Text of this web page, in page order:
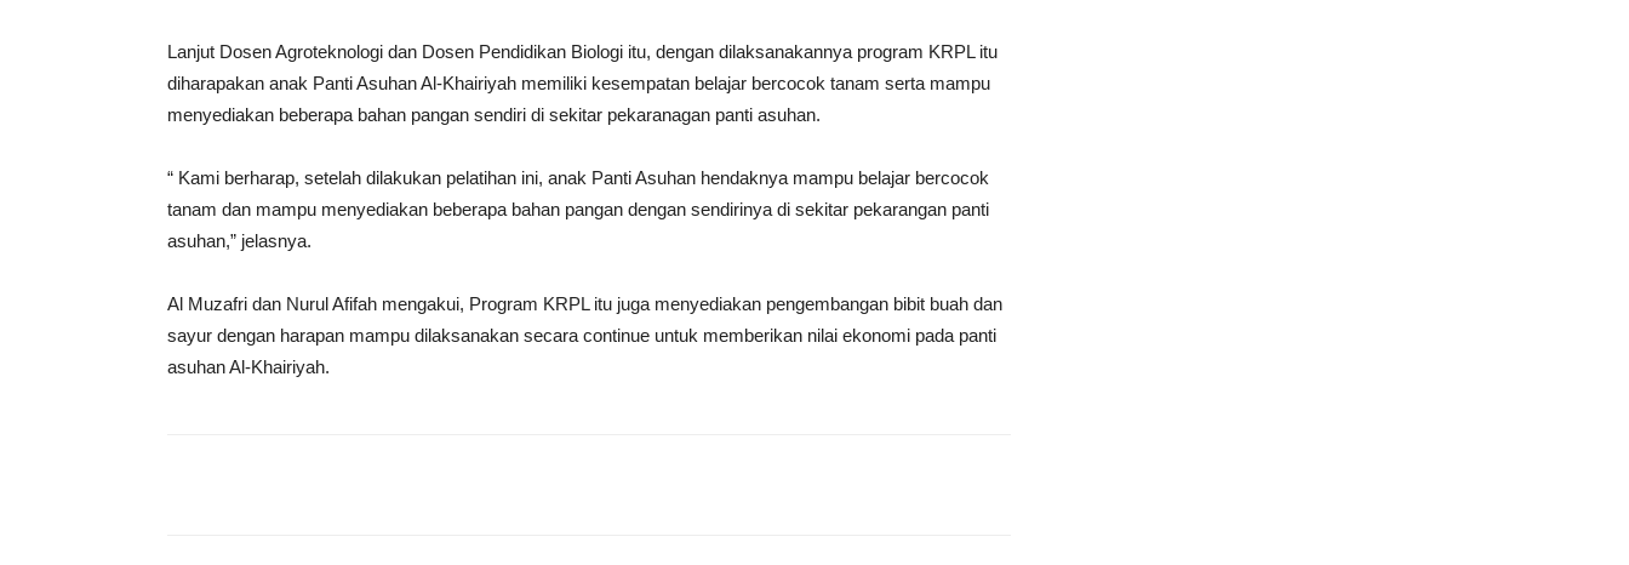
Lanjut Dosen Agroteknologi dan Dosen Pendidikan Biologi itu, dengan dilaksanakannya program KRPL itu
diharapakan anak Panti Asuhan Al-Khairiyah memiliki kesempatan belajar bercocok tanam serta mampu
menyediakan beberapa bahan pangan sendiri di sekitar pekaranagan panti asuhan.
“ Kami berharap, setelah dilakukan pelatihan ini, anak Panti Asuhan hendaknya mampu belajar bercocok
tanam dan mampu menyediakan beberapa bahan pangan dengan sendirinya di sekitar pekarangan panti
asuhan,” jelasnya.
Al Muzafri dan Nurul Afifah mengakui, Program KRPL itu juga menyediakan pengembangan bibit buah dan
sayur dengan harapan mampu dilaksanakan secara continue untuk memberikan nilai ekonomi pada panti
asuhan Al-Khairiyah.